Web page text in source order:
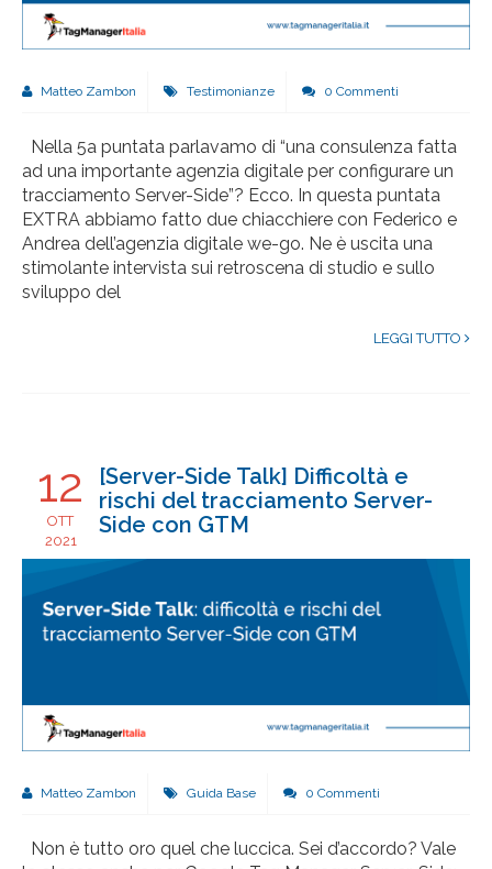
Matteo Zambon Testimonianze 0 Commenti
Nella 5a puntata parlavamo di “una consulenza fatta
ad una importante agenzia digitale per configurare un
tracciamento Server-Side”? Ecco. In questa puntata
EXTRA abbiamo fatto due chiacchiere con Federico e
Andrea dell’agenzia digitale we-go. Ne è uscita una
stimolante intervista sui retroscena di studio e sullo
sviluppo del
LEGGI TUTTO
12
OTT
2021
[Server-Side Talk] Difficoltà e
rischi del tracciamento Server-
Side con GTM
Matteo Zambon Guida Base 0 Commenti
Non è tutto oro quel che luccica. Sei d’accordo? Vale